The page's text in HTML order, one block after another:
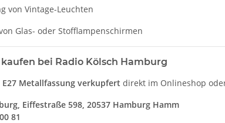
von Vintage-Leuchten
Glas- oder Stofflampenschirmen
kaufen bei Radio Kölsch Hamburg
E27 Metallfassung verkupfert direkt im Onlineshop
Eiffestraße 598, 20537 Hamburg Hamm
81